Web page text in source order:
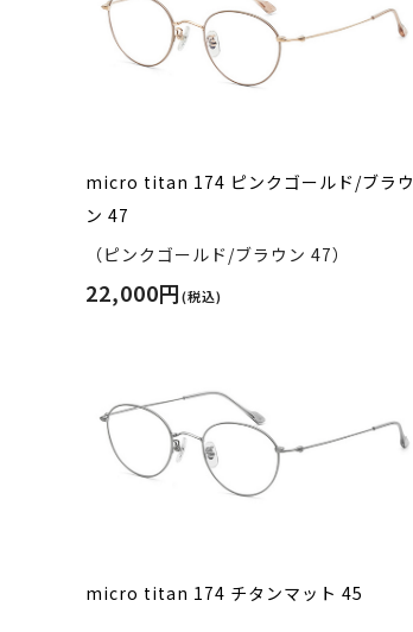
micro titan 174 ピンクゴールド/ブラウ
ン 47
（ピンクゴールド/ブラウン 47）
22,000円(税込)
micro titan 174 チタンマット 45